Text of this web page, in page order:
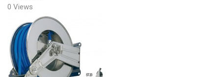
0 Views